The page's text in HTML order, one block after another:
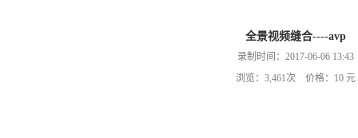
全景视频缝合----avp
录制时间：2017-06-06 13:43
浏览：3,461次 价格：10 元